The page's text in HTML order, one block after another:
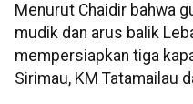
Menurut Chaidir bahwa
mudik dan arus balik
mempersiapkan tiga
Sirimau, KM Tatamailau